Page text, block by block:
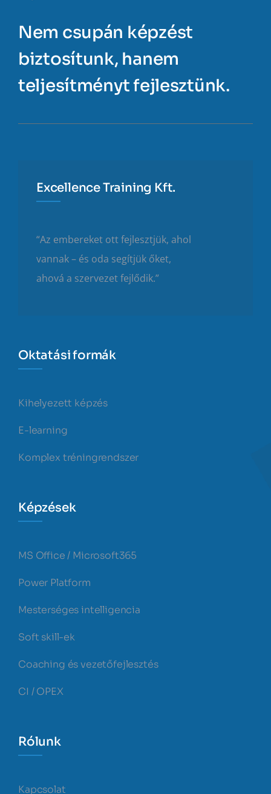
Nem csupán képzést
biztosítunk, hanem
teljesítményt fejlesztünk.
Excellence Training Kft.
“Az embereket ott fejlesztjük, ahol
vannak – és oda segítjük őket,
ahová a szervezet fejlődik.”
Oktatási formák
Kihelyezett képzés
E-learning
Komplex tréningrendszer
Képzések
MS Office / Microsoft365
Power Platform
Mesterséges intelligencia
Soft skill-ek
Coaching és vezetőfejlesztés
CI / OPEX
Rólunk
Kapcsolat